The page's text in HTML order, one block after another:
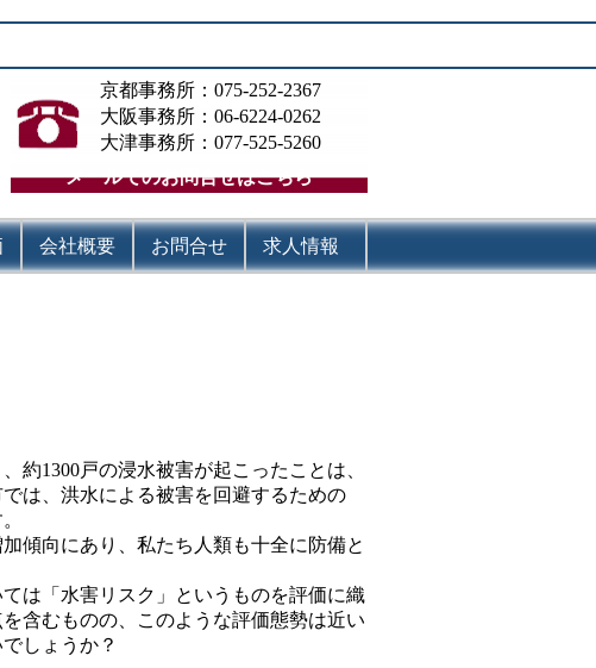
京都事務所：075-252-2367
大阪事務所：06-6224-0262
大津事務所：077-525-5260
メールでのお問合せはこちら
会社概要 お問合せ
求人情報
約1300戸の浸水被害が起こったことは、
は、洪水による被害を回避するための
傾向にあり、私たち人類も十全に防備と
は「水害リスク」というものを評価に織
含むものの、このような評価態勢は近い
しょうか？